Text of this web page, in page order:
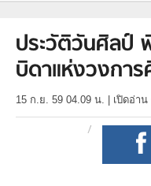
ประวัติวันศิลป์
บิดาแห่งวงการ
15 ก.ย. 59 04.09 น. เปิดอ่าน